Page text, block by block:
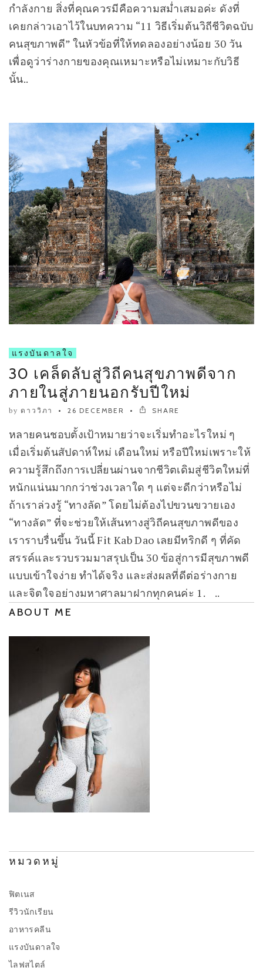
กำลังกาย สิ่งที่คุณควรมีคือความสม่ำเสมอค่ะ ดังที่
เคยกล่าวเอาไว้ในบทความ “11 วิธีเริ่มต้นวิถีชีวิตฉบับ
คนสุขภาพดี” ในหัวข้อที่ให้ทดลองอย่างน้อย 30 วัน
เพื่อดูว่าร่างกายของคุณเหมาะหรือไม่เหมาะกับวิธี
นั้น..
แรงบันดาลใจ
30 เคล็ดลับสู่วิถีคนสุขภาพดีจาก
ภายในสู่ภายนอกรับปีใหม่
by ดาววิภา 26 DECEMBER SHARE
หลายคนชอบตั้งเป้าหมายว่าจะเริ่มทำอะไรใหม่ ๆ
เมื่อเริ่มต้นสัปดาห์ใหม่ เดือนใหม่ หรือปีใหม่เพราะให้
ความรู้สึกถึงการเปลี่ยนผ่านจากชีวิตเดิมสู่ชีวิตใหม่ที่
หนักแน่นมากกว่าช่วงเวลาใด ๆ แต่จะดีกว่าหรือไม่
ถ้าเราล่วงรู้ “ทางลัด” โดยไม่ต้องไปขวนขวายเอง
“ทางลัด” ที่จะช่วยให้เส้นทางสู่วิถีคนสุขภาพดีของ
เราราบรื่นขึ้น วันนี้ Fit Kab Dao เลยมีทริกดี ๆ ที่คัด
สรรค์และรวบรวมมาสรุปเป็น 30 ข้อสู่การมีสุขภาพดี
แบบเข้าใจง่าย ทำได้จริง และส่งผลที่ดีต่อร่างกาย
และจิตใจอย่างมหาศาลมาฝากทุกคนค่ะ 1. ..
ABOUT ME
หมวดหมู่
ฟิตเนส
รีวิวนักเรียน
อาหารคลีน
แรงบันดาลใจ
ไลฟสไตล์